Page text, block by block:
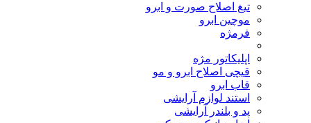
تیغ اصلاح صورت و ابرو
موچین ابرو
فرمژه
اپلیکاتور مژه
قیچی اصلاح ابرو و مو
قاب ابرو
استند لوازم آرایشی
پد و بلندر آرایشی